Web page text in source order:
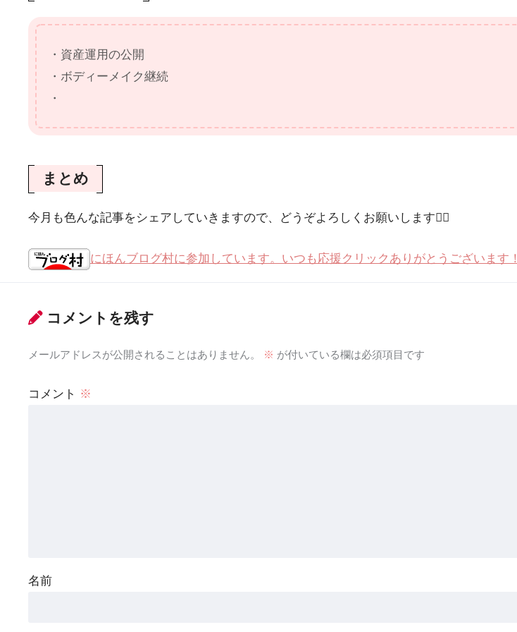
・資産運用の公開
・ボディーメイク継続
・
まとめ
今月も色んな記事をシェアしていきますので、どうぞよろしくお願いします🙇‍♀️
にほんブログ村に参加しています。いつも応援クリックありがとうございます！
コメントを残す
メールアドレスが公開されることはありません。 ※ が付いている欄は必須項目です
コメント ※
名前